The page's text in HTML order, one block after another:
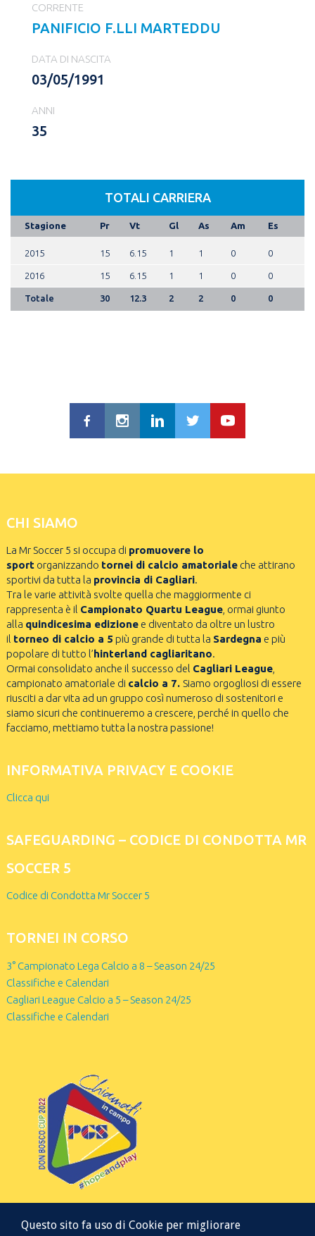
CORRENTE
PANIFICIO F.LLI MARTEDDU
DATA DI NASCITA
03/05/1991
ANNI
35
TOTALI CARRIERA
Stagione Pr Vt Gl As Am Es
2015 15 6.15 1 1 0 0
2016 15 6.15 1 1 0 0
Totale 30 12.3 2 2 0 0
CHI SIAMO
La Mr Soccer 5 si occupa di promuovere lo
sportorganizzando tornei di calcio amatorialeche attirano
sportivi da tutta la provincia di Cagliari.
Tra le varie attività svolte quella che maggiormente ci
rappresenta è il Campionato Quartu League, ormai giunto
alla quindicesima edizionee diventato da oltre un lustro
il torneo di calcio a 5 più grande di tutta la Sardegna e più
popolare di tutto l’hinterland cagliaritano.
Ormai consolidato anche il successo del Cagliari League,
campionato amatoriale di calcio a 7. Siamo orgogliosi di essere
riusciti a dar vita ad un gruppo così numeroso di sostenitori e
siamo sicuri che continueremo a crescere, perché in quello che
facciamo, mettiamo tutta la nostra passione!
INFORMATIVA PRIVACY E COOKIE
Clicca qui
SAFEGUARDING – CODICE DI CONDOTTA MR
SOCCER 5
Codice di Condotta Mr Soccer 5
TORNEI IN CORSO
3° Campionato Lega Calcio a 8 – Season 24/25
Classifiche e Calendari
Cagliari League Calcio a 5 – Season 24/25
Classifiche e Calendari
Questo sito fa uso di Cookie per migliorare